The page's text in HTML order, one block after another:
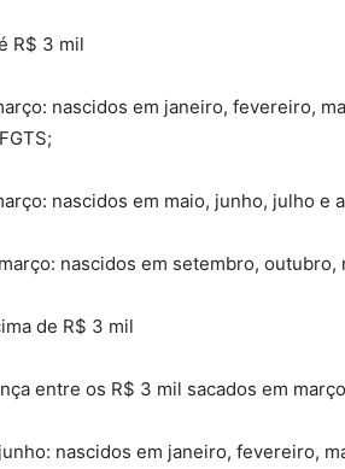
R$ 3 mil
nascidos em janeiro, fevereiro,
nascidos em maio, junho, julho e
nascidos em setembro, outubro,
de R$ 3 mil
entre os R$ 3 mil sacados em
nascidos em janeiro, fevereiro,